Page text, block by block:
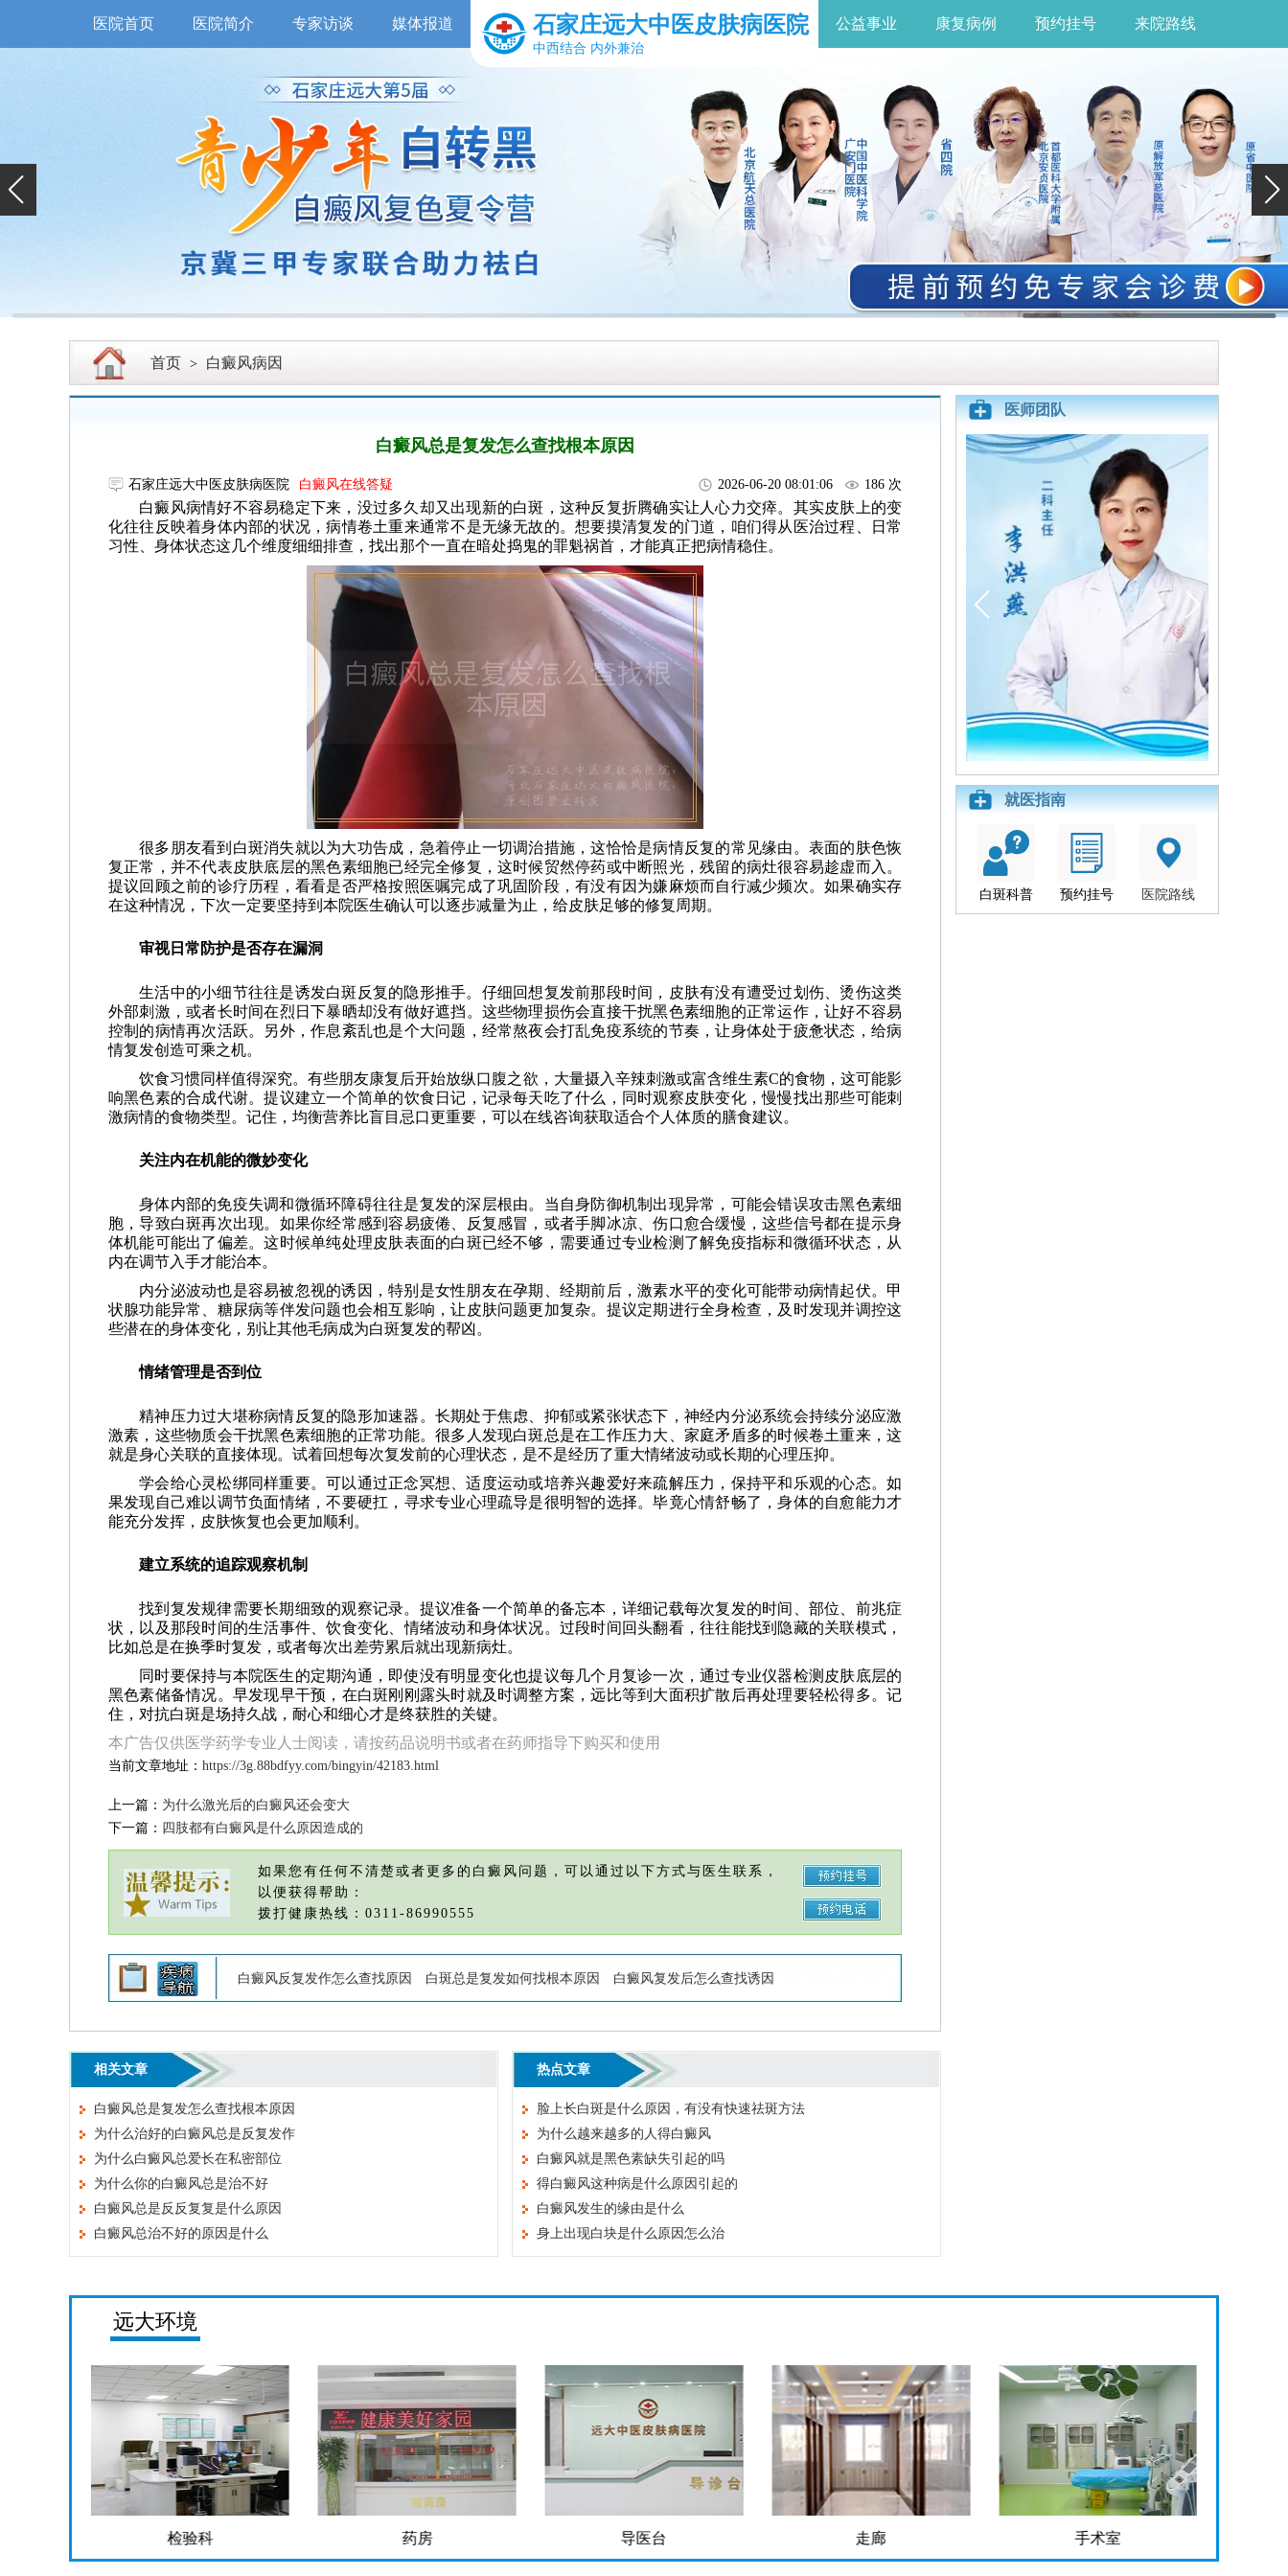
医院首页 医院简介 专家访谈 媒体报道 石家庄远大中医皮肤病医院
中西结合 内外兼治
公益事业 康复病例 预约挂号 来院路线
首页 > 白癜风病因
白癜风总是复发怎么查找根本原因
石家庄远大中医皮肤病医院 白癜风在线答疑 2026-06-20 08:01:06 186 次
白癜风病情好不容易稳定下来，没过多久却又出现新的白斑，这种反复折腾确实让人心力交瘁。其实皮肤上的变
化往往反映着身体内部的状况，病情卷土重来通常不是无缘无故的。想要摸清复发的门道，咱们得从医治过程、日常
习性、身体状态这几个维度细细排查，找出那个一直在暗处捣鬼的罪魁祸首，才能真正把病情稳住。
很多朋友看到白斑消失就以为大功告成，急着停止一切调治措施，这恰恰是病情反复的常见缘由。表面的肤色恢
复正常，并不代表皮肤底层的黑色素细胞已经完全修复，这时候贸然停药或中断照光，残留的病灶很容易趁虚而入。
提议回顾之前的诊疗历程，看看是否严格按照医嘱完成了巩固阶段，有没有因为嫌麻烦而自行减少频次。如果确实存
在这种情况，下次一定要坚持到本院医生确认可以逐步减量为止，给皮肤足够的修复周期。
审视日常防护是否存在漏洞
生活中的小细节往往是诱发白斑反复的隐形推手。仔细回想复发前那段时间，皮肤有没有遭受过划伤、烫伤这类
外部刺激，或者长时间在烈日下暴晒却没有做好遮挡。这些物理损伤会直接干扰黑色素细胞的正常运作，让好不容易
控制的病情再次活跃。另外，作息紊乱也是个大问题，经常熬夜会打乱免疫系统的节奏，让身体处于疲惫状态，给病
情复发创造可乘之机。
饮食习惯同样值得深究。有些朋友康复后开始放纵口腹之欲，大量摄入辛辣刺激或富含维生素C的食物，这可能影
响黑色素的合成代谢。提议建立一个简单的饮食日记，记录每天吃了什么，同时观察皮肤变化，慢慢找出那些可能刺
激病情的食物类型。记住，均衡营养比盲目忌口更重要，可以在线咨询获取适合个人体质的膳食建议。
关注内在机能的微妙变化
身体内部的免疫失调和微循环障碍往往是复发的深层根由。当自身防御机制出现异常，可能会错误攻击黑色素细
胞，导致白斑再次出现。如果你经常感到容易疲倦、反复感冒，或者手脚冰凉、伤口愈合缓慢，这些信号都在提示身
体机能可能出了偏差。这时候单纯处理皮肤表面的白斑已经不够，需要通过专业检测了解免疫指标和微循环状态，从
内在调节入手才能治本。
内分泌波动也是容易被忽视的诱因，特别是女性朋友在孕期、经期前后，激素水平的变化可能带动病情起伏。甲
状腺功能异常、糖尿病等伴发问题也会相互影响，让皮肤问题更加复杂。提议定期进行全身检查，及时发现并调控这
些潜在的身体变化，别让其他毛病成为白斑复发的帮凶。
情绪管理是否到位
精神压力过大堪称病情反复的隐形加速器。长期处于焦虑、抑郁或紧张状态下，神经内分泌系统会持续分泌应激
激素，这些物质会干扰黑色素细胞的正常功能。很多人发现白斑总是在工作压力大、家庭矛盾多的时候卷土重来，这
就是身心关联的直接体现。试着回想每次复发前的心理状态，是不是经历了重大情绪波动或长期的心理压抑。
学会给心灵松绑同样重要。可以通过正念冥想、适度运动或培养兴趣爱好来疏解压力，保持平和乐观的心态。如
果发现自己难以调节负面情绪，不要硬扛，寻求专业心理疏导是很明智的选择。毕竟心情舒畅了，身体的自愈能力才
能充分发挥，皮肤恢复也会更加顺利。
建立系统的追踪观察机制
找到复发规律需要长期细致的观察记录。提议准备一个简单的备忘本，详细记载每次复发的时间、部位、前兆症
状，以及那段时间的生活事件、饮食变化、情绪波动和身体状况。过段时间回头翻看，往往能找到隐藏的关联模式，
比如总是在换季时复发，或者每次出差劳累后就出现新病灶。
同时要保持与本院医生的定期沟通，即使没有明显变化也提议每几个月复诊一次，通过专业仪器检测皮肤底层的
黑色素储备情况。早发现早干预，在白斑刚刚露头时就及时调整方案，远比等到大面积扩散后再处理要轻松得多。记
住，对抗白斑是场持久战，耐心和细心才是终获胜的关键。
本广告仅供医学药学专业人士阅读，请按药品说明书或者在药师指导下购买和使用
当前文章地址： https://3g.88bdfyy.com/bingyin/42183.html
上一篇： 为什么激光后的白癜风还会变大
下一篇： 四肢都有白癜风是什么原因造成的
如果您有任何不清楚或者更多的白癜风问题，可以通过以下方式与医生联系，
以便获得帮助：
拨打健康热线：0311-86990555
白癜风反复发作怎么查找原因 白斑总是复发如何找根本原因 白癜风复发后怎么查找诱因
相关文章
白癜风总是复发怎么查找根本原因
为什么治好的白癜风总是反复发作
为什么白癜风总爱长在私密部位
为什么你的白癜风总是治不好
白癜风总是反反复复是什么原因
白癜风总治不好的原因是什么
热点文章
脸上长白斑是什么原因，有没有快速祛斑方法
为什么越来越多的人得白癜风
白癜风就是黑色素缺失引起的吗
得白癜风这种病是什么原因引起的
白癜风发生的缘由是什么
身上出现白块是什么原因怎么治
医师团队
就医指南
白斑科普 预约挂号 医院路线
远大环境
检验科 药房 导医台 走廊 手术室